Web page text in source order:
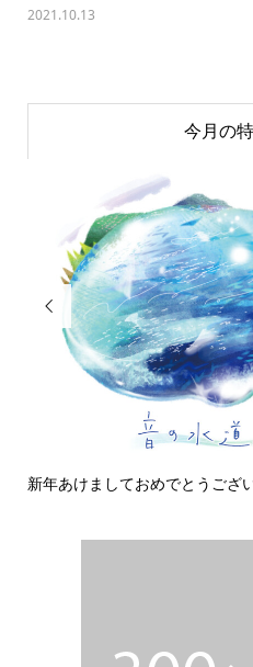
2021.10.13
今月の

新年あけましておめでとうござ